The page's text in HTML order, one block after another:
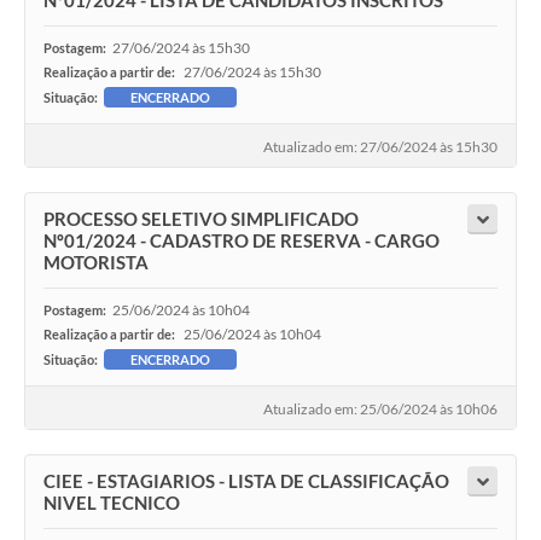
Postagem: 27/06/2024 às 15h30
Realização a partir de: 27/06/2024 às 15h30
Situação: ENCERRADO
Atualizado em: 27/06/2024 às 15h30
PROCESSO SELETIVO SIMPLIFICADO
Nº01/2024 - CADASTRO DE RESERVA - CARGO
MOTORISTA
Postagem: 25/06/2024 às 10h04
Realização a partir de: 25/06/2024 às 10h04
Situação: ENCERRADO
Atualizado em: 25/06/2024 às 10h06
CIEE - ESTAGIARIOS - LISTA DE CLASSIFICAÇÃO
NIVEL TECNICO